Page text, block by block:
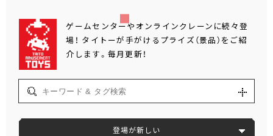
ゲームセンターやオンラインクレーンに続々登
場！ タイトーが手がけるプライズ（景品）をご紹
介します。毎月更新！
登場が新しい